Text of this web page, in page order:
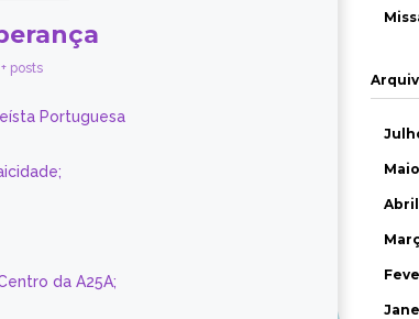
+ posts
Portuguesa
da A25A;